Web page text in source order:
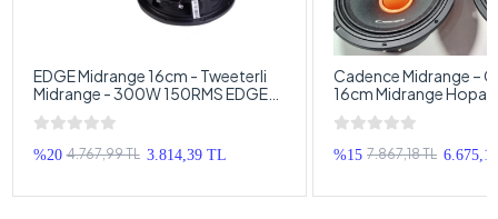
EDGE Midrange 16cm - Tweeterli
Midrange - 300W 150RMS EDGE
16cm Midrange Hoparlör - EDGE
PRO6X Midrange 16cm
%20 4.767,99 TL 3.814,39 TL
Cadence Midrange –
16cm Midrange
Cadence XPRO-M65
Midrange
%15 7.867,18 TL